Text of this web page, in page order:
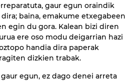
gaur egun oraindik
baina, emakume etxegabeen
egin du gora. Kalean bizi diren
ere oso modu deigarrian hazi
handia dira paperak
dizkien trabak.
egun, ez dago denei arreta